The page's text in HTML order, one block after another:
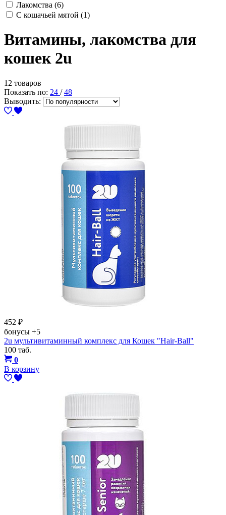
Лакомства (6)
С кошачьей мятой (1)
Витамины, лакомства для
кошек 2u
12 товаров
Показать по: 24 /48
Выводить:
452 ₽
бонусы +5
2u мультивитаминный комплекс для Кошек "Hair-Ball"
100 таб.
0
В корзину